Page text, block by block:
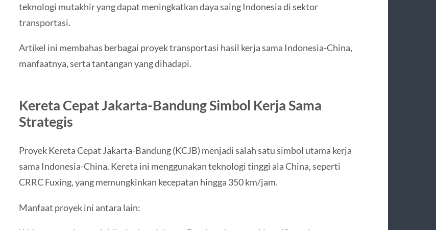
teknologi mutakhir yang dapat meningkatkan daya saing Indonesia di sektor
transportasi.
Artikel ini membahas berbagai proyek transportasi hasil kerja sama Indonesia-China,
manfaatnya, serta tantangan yang dihadapi.
Kereta Cepat Jakarta-Bandung Simbol Kerja Sama
Strategis
Proyek Kereta Cepat Jakarta-Bandung (KCJB) menjadi salah satu simbol utama kerja
sama Indonesia-China. Kereta ini menggunakan teknologi tinggi ala China, seperti
CRRC Fuxing, yang memungkinkan kecepatan hingga 350 km/jam.
Manfaat proyek ini antara lain: